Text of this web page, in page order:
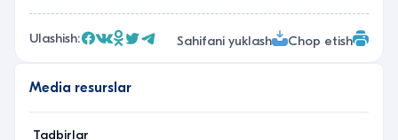
Ulashish: Sahifani yuklash Chop etish
Media resurslar
Tadbirlar